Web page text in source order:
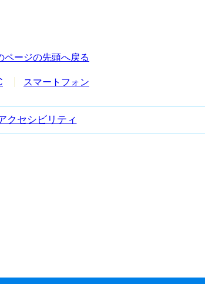
ページの先頭へ戻る
スマートフォン
クセシビリティ